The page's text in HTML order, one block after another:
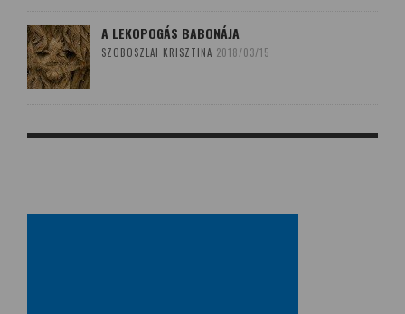
A LEKOPOGÁS BABONÁJA
SZOBOSZLAI KRISZTINA 2018/03/15